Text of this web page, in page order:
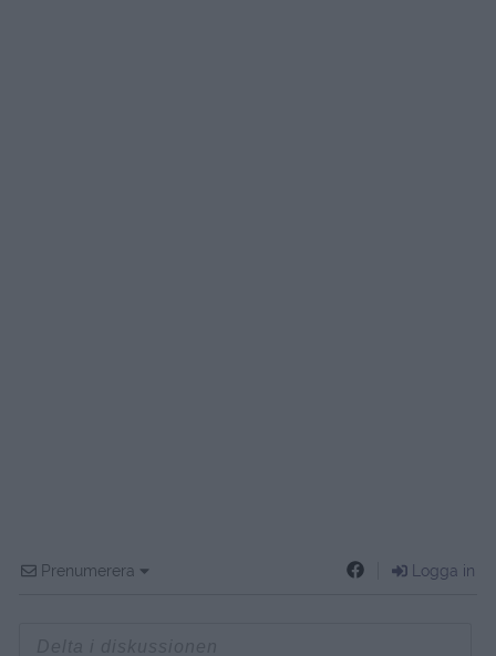
Prenumerera Logga in